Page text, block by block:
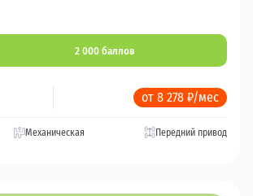
2 000 баллов
от 8 278 ₽/мес
Механическая Передний привод